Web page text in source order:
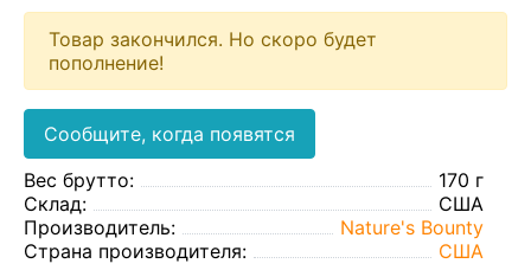
Товар закончился. Но скоро будет
пополнение!
Сообщите, когда появятся
Вес брутто:
170 г
Склад:
США
Производитель:
Nature's Bounty
Страна производителя:
США